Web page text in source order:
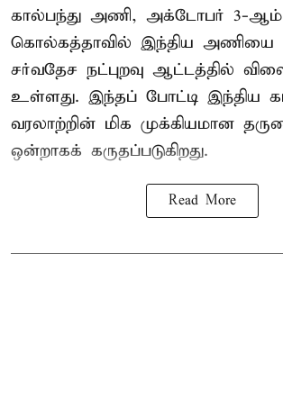
கால்பந்து அணி, அக்டோபர் 3-ஆம்
கொல்கத்தாவில் இந்திய அணியை
சர்வதேச நட்புறவு ஆட்டத்தில்
உள்ளது. இந்தப் போட்டி இந்திய
வரலாற்றின் மிக முக்கியமான
ஒன்றாகக் கருதப்படுகிறது.
Read More